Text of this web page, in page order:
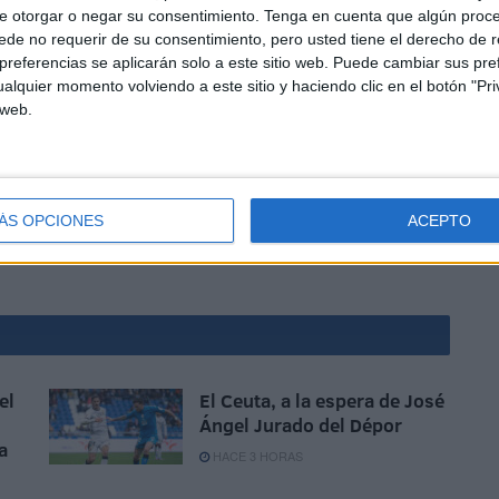
otorgar o negar su consentimiento. Tenga en cuenta que algún
no requerir de su consentimiento, pero usted tiene el derecho de
se aplicarán solo a este sitio web. Puede cambiar sus
momento volviendo a este sitio y haciendo clic en el botón
OPCIONES ACEPTO
fuerte y compacto. El Ceuta B no lo va a tener nada
nuevo proyecto y en mantener una plantilla sólida, con
foráneos.
El Ceuta, a la espera de José
Ángel Jurado del Dépor
HACE 3 HORAS